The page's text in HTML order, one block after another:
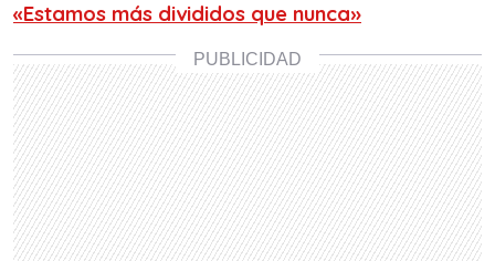
«Estamos más divididos que nunca»